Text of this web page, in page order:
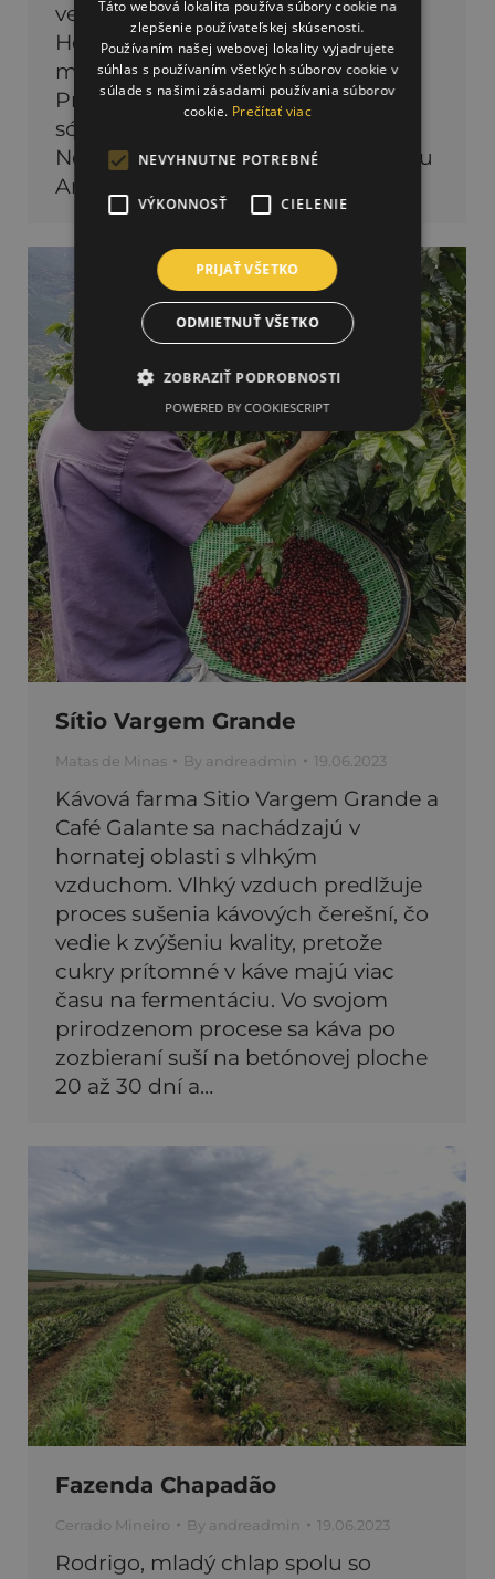
vedenie farmy svojej dcére Márii
Helene. V sedemdesiatych rokoch
minulého storočia sa Morada da
Prata etablovala pestovaním kávy,
sójových bôbov a kukurice.
Nedávno, v roku 2010, prevzal farmu
Arnaldo Adams…
Sítio Vargem Grande
Matas de Minas By andreadmin 19.06.2023
Kávová farma Sitio Vargem Grande a
Café Galante sa nachádzajú v
hornatej oblasti s vlhkým
vzduchom. Vlhký vzduch predlžuje
proces sušenia kávových čerešní, čo
vedie k zvýšeniu kvality, pretože
cukry prítomné v káve majú viac
času na fermentáciu. Vo svojom
prirodzenom procese sa káva po
zozbieraní suší na betónovej ploche
20 až 30 dní a…
Fazenda Chapadão
Cerrado Mineiro By andreadmin 19.06.2023
Rodrigo, mladý chlap spolu so
Táto webová lokalita používa súbory cookie na
zlepšenie používateľskej skúsenosti.
Používaním našej webovej lokality vyjadrujete
súhlas s používaním všetkých súborov cookie v
súlade s našimi zásadami používania súborov
cookie. Prečítať viac
NEVYHNUTNE POTREBNÉ
VÝKONNOSŤ CIELENIE
PRIJAŤ VŠETKO
ODMIETNUŤ VŠETKO
ZOBRAZIŤ PODROBNOSTI
POWERED BY COOKIESCRIPT